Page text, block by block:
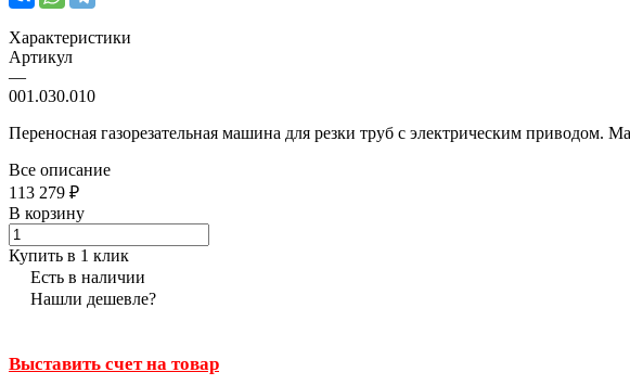
Характеристики
Артикул
—
001.030.010
Переносная газорезательная машина для резки труб с электрическим
Все описание
113 279 ₽
В корзину
Купить в 1 клик
Есть в наличии
Нашли дешевле?
Выставить счет на товар